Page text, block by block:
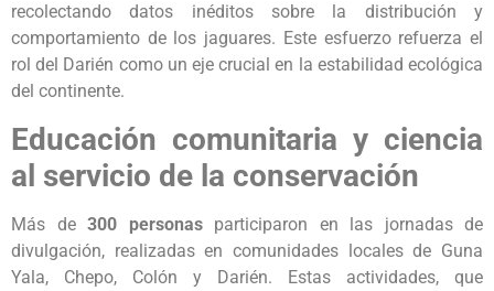
recolectando datos inéditos sobre la distribución y
comportamiento de los jaguares. Este esfuerzo refuerza el
rol del Darién como un eje crucial en la estabilidad ecológica
del continente.
Educación comunitaria y ciencia
al servicio de la conservación
Más de 300 personasparticiparon en las jornadas de
divulgación, realizadas en comunidades locales de Guna
Yala, Chepo, Colón y Darién. Estas actividades, que